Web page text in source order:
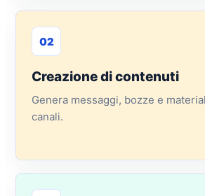
02
Creazione di contenuti
Genera messaggi, bozze e
canali.